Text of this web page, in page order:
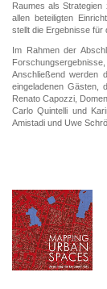
Raumes als
allen beteiligten
stellt die Ergebnisse für
Im Rahmen der
Anschließend werden
eingeladenen Gästen,
Renato Capozzi,
Carlo Quintelli und
Amistadi und Uwe